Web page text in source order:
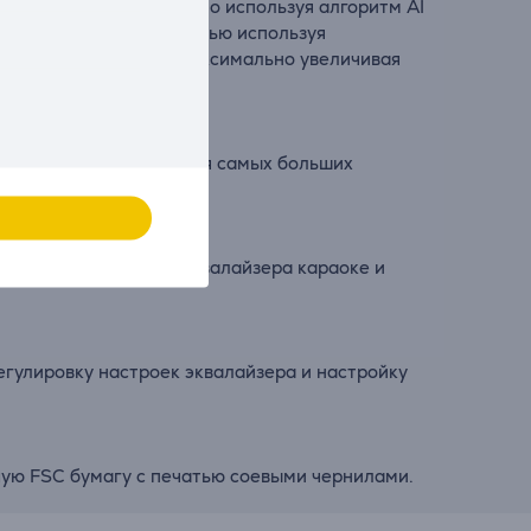
одновременно используя алгоритм AI
излучателя, полностью используя
громкости, максимально увеличивая
стереозвучания. Для самых больших
настройке эквалайзера караоке и
настроек эквалайзера и настройку
FSC бумагу с печатью соевыми чернилами.